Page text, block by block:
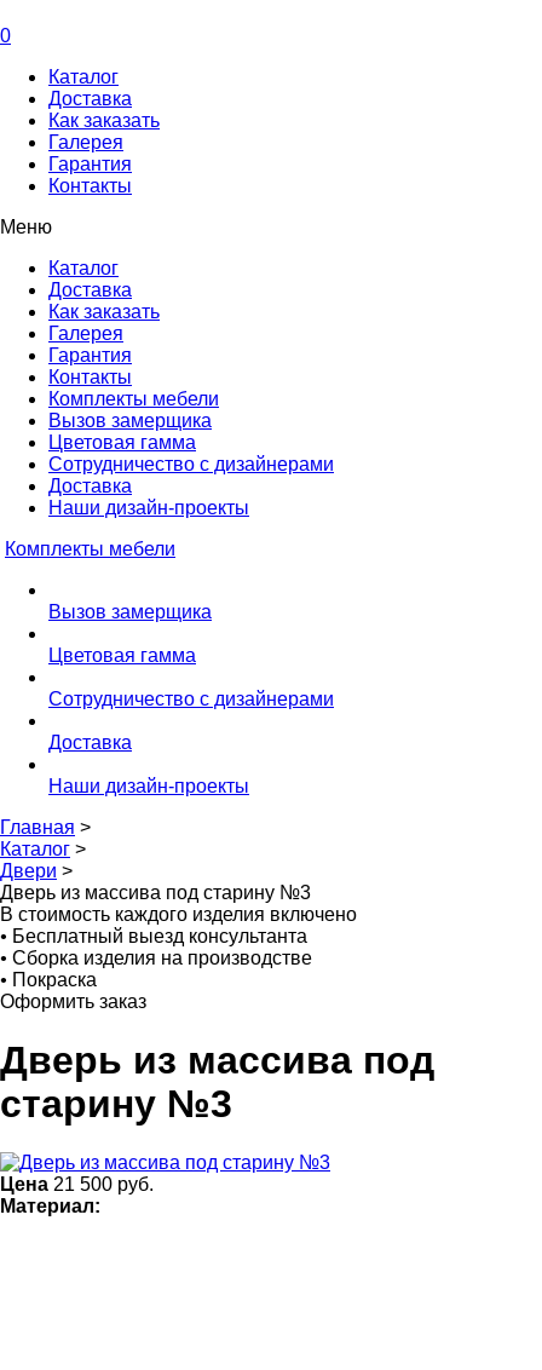
0
Каталог
Доставка
Как заказать
Галерея
Гарантия
Контакты
Меню
Каталог
Доставка
Как заказать
Галерея
Гарантия
Контакты
Комплекты мебели
Вызов замерщика
Цветовая гамма
Сотрудничество с дизайнерами
Доставка
Наши дизайн-проекты
Комплекты мебели
Вызов замерщика
Цветовая гамма
Сотрудничество с дизайнерами
Доставка
Наши дизайн-проекты
Главная >
Каталог >
Двери >
Дверь из массива под старину №3
В стоимость каждого изделия включено
• Бесплатный выезд консультанта
• Сборка изделия на производстве
• Покраска
Оформить заказ
Дверь из массива под
старину №3
Цена 21 500 руб.
Материал: